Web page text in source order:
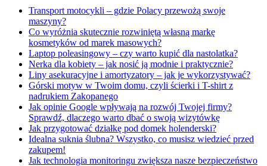
Transport motocykli – gdzie Polacy przewożą swoje
maszyny?
Co wyróżnia skutecznie rozwiniętą własną markę
kosmetyków od marek masowych?
Laptop poleasingowy – czy warto kupić dla nastolatka?
Nerka dla kobiety – jak nosić ją modnie i praktycznie?
Liny asekuracyjne i amortyzatory – jak je wykorzystywać?
Górski motyw w Twoim domu, czyli ścierki i T-shirt z
nadrukiem Zakopanego
Jak opinie Google wpływają na rozwój Twojej firmy?
Sprawdź, dlaczego warto dbać o swoją wizytówkę
Jak przygotować działkę pod domek holenderski?
Idealna suknia ślubna? Wszystko, co musisz wiedzieć przed
zakupem!
Jak technologia monitoringu zwiększa nasze bezpieczeństwo